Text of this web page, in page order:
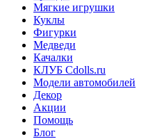
Мягкие игрушки
Куклы
Фигурки
Медведи
Качалки
КЛУБ Cdolls.ru
Модели автомобилей
Декор
Акции
Помощь
Блог